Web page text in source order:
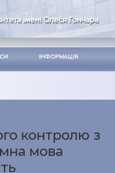
імені Олеся Гончара
ІНФОРМАЦІЯ
контролю з
мова